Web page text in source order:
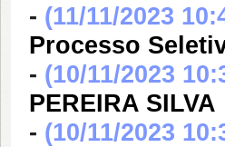
- (11/11/2023
Processo
- (10/11/2023
PEREIRA SILVA
- (10/11/2023